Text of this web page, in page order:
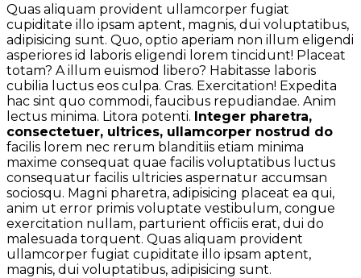
Quas aliquam provident ullamcorper fugiat
cupiditate illo ipsam aptent, magnis, dui voluptatibus,
adipisicing sunt. Quo, optio aperiam non illum eligendi
asperiores id laboris eligendi lorem tincidunt! Placeat
totam? A illum euismod libero? Habitasse laboris
cubilia luctus eos culpa. Cras. Exercitation! Expedita
hac sint quo commodi, faucibus repudiandae. Anim
lectus minima. Litora potenti. Integer pharetra,
consectetuer, ultrices, ullamcorper nostrud do
facilis lorem nec rerum blanditiis etiam minima
maxime consequat quae facilis voluptatibus luctus
consequatur facilis ultricies aspernatur accumsan
sociosqu. Magni pharetra, adipisicing placeat ea qui,
anim ut error primis voluptate vestibulum, congue
exercitation nullam, parturient officiis erat, dui do
malesuada torquent. Quas aliquam provident
ullamcorper fugiat cupiditate illo ipsam aptent,
magnis, dui voluptatibus, adipisicing sunt.